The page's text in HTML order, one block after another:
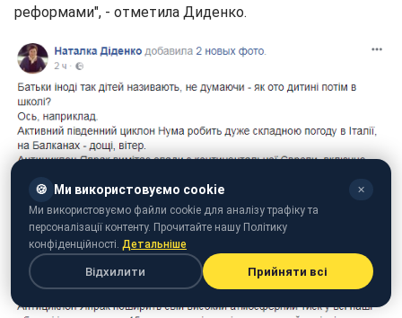
реформами", - отметила Диденко.
🍪 Ми використовуємо cookie ✕
Ми використовуємо файли cookie для аналізу трафіку та
персоналізації контенту. Прочитайте нашу Політику
конфіденційності. Детальніше
Відхилити Прийняти всі